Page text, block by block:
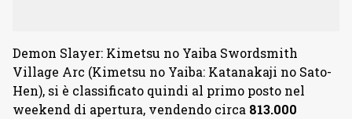
Demon Slayer: Kimetsu no Yaiba Swordsmith
Village Arc (Kimetsu no Yaiba: Katanakaji no Sato-
Hen), si è classificato quindi al primo posto nel
weekend di apertura, vendendo circa 813.000